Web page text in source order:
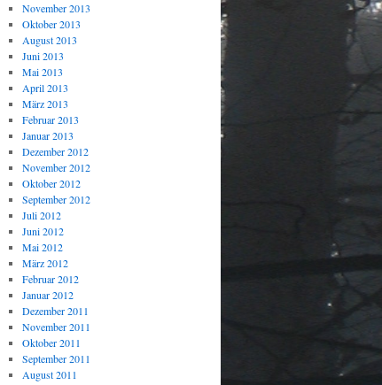
November 2013
Oktober 2013
August 2013
Juni 2013
Mai 2013
April 2013
März 2013
Februar 2013
Januar 2013
Dezember 2012
November 2012
Oktober 2012
September 2012
Juli 2012
Juni 2012
Mai 2012
März 2012
Februar 2012
Januar 2012
Dezember 2011
November 2011
Oktober 2011
September 2011
August 2011